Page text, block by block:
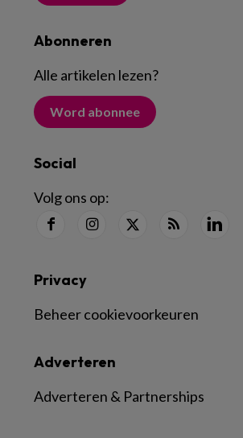
Abonneren
Alle artikelen lezen?
Word abonnee
Social
Volg ons op:
Adverteren
Adverteren & Partnerships
Privacy
Beheer cookievoorkeuren